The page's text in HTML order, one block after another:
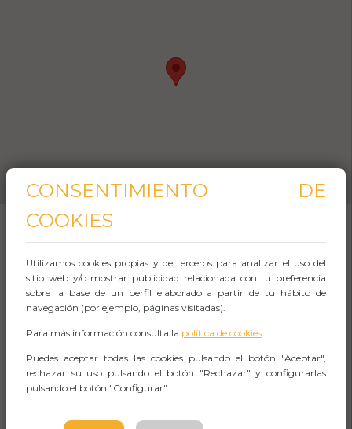
“Impressive and sophisticated first album
“No pierdan de vista a Syrah Morrison (...) Su
CONSENTIMIENTO DE
COOKIES
Utilizamos cookies propias y de terceros para analizar el uso del
sitio web y/o mostrar publicidad relacionada con tu preferencia
sobre la base de un perfil elaborado a partir de tu hábito de
navegación (por ejemplo, páginas visitadas).
Para más información consulta la política de cookies.
Puedes aceptar todas las cookies pulsando el botón "Aceptar",
rechazar su uso pulsando el botón "Rechazar" y configurarlas
pulsando el botón "Configurar".